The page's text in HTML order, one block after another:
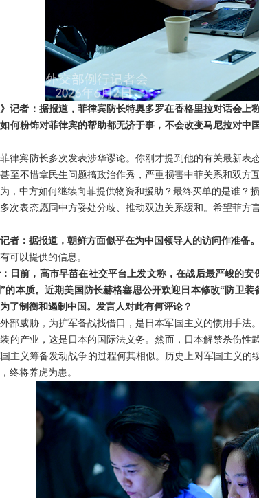
》记者：据报道，菲律宾防长特奥多罗在香格里拉对话会
何粉饰对菲律宾的帮助都无济于事，不会改变马尼拉对
律宾防长多次发表涉华谬论。你刚才提到他的有关最新表
至不惜拿民生问题搞政治作秀，严重损害中菲关系和双
，中方如何继续向菲提供物资和援助？最终买单的是谁？
次表态愿同中方妥处分歧、推动双边关系缓和。希望菲
者：据报道，朝鲜方面似乎在为中国领导人的访问作准备
可以提供的信息。
日前，高市早苗在社交平台上发文称，在战后最严峻的
的本质。近期美国防长赫格塞思公开欢迎日本修改“防卫
了制衡和遏制中国。发言人对此有何评论？
部威胁，为扩军备战找借口，是日本军国主义的惯用手
的产业，这是日本的国际法义务。然而，日本解禁杀伤
主义筹备发动战争的过程何其相似。历史上对军国主义
终将养虎为患。